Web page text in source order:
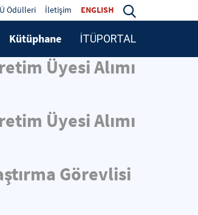
Ödülleri İletişim ENGLISH
Kütüphane İTÜPORTAL
Üyesi Alımı
Üyesi Alımı
Görevlisi